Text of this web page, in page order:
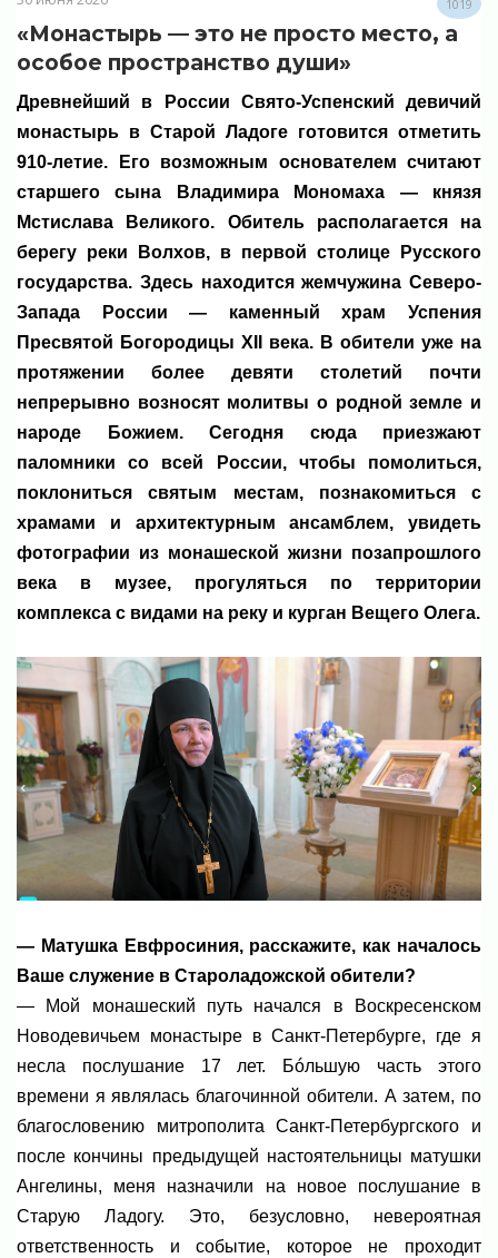
1019
«Монастырь — это не просто место, а
особое пространство души»
Древнейший в России Свято-Успенский девичий
монастырь в Старой Ладоге готовится отметить
910-летие. Его возможным основателем считают
старшего сына Владимира Мономаха — князя
Мстислава Великого. Обитель располагается на
берегу реки Волхов, в первой столице Русского
государства. Здесь находится жемчужина Северо-
Запада России — каменный храм Успения
Пресвятой Богородицы XII века. В обители уже на
протяжении более девяти столетий почти
непрерывно возносят молитвы о родной земле и
народе Божием. Сегодня сюда приезжают
паломники со всей России, чтобы помолиться,
поклониться святым местам, познакомиться с
храмами и архитектурным ансамблем, увидеть
фотографии из монашеской жизни позапрошлого
века в музее, прогуляться по территории
комплекса с видами на реку и курган Вещего Олега.
— Матушка Евфросиния, расскажите, как началось
Ваше служение в Староладожской обители?
— Мой монашеский путь начался в Воскресенском
Новодевичьем монастыре в Санкт-Петербурге, где я
несла послушание 17 лет. Бóльшую часть этого
времени я являлась благочинной обители. А затем, по
благословению митрополита Санкт-Петербургского и
после кончины предыдущей настоятельницы матушки
Ангелины, меня назначили на новое послушание в
Старую Ладогу. Это, безусловно, невероятная
ответственность и событие, которое не проходит